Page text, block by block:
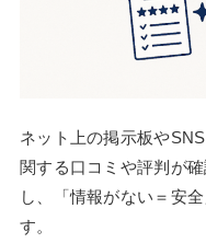
ネット上の掲示板や
関する口コミや評判が
し、「情報がない＝安
す。